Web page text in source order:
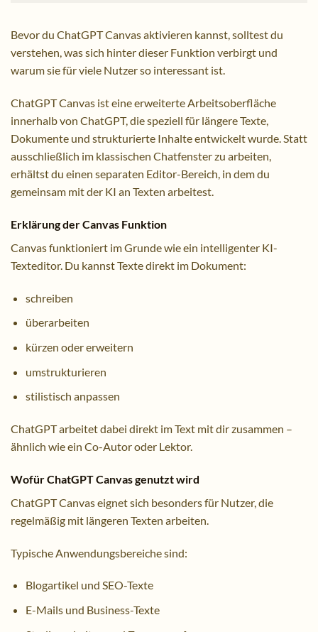
Bevor du ChatGPT Canvas aktivieren kannst, solltest du
verstehen, was sich hinter dieser Funktion verbirgt und
warum sie für viele Nutzer so interessant ist.
ChatGPT Canvas ist eine erweiterte Arbeitsoberfläche
innerhalb von ChatGPT, die speziell für längere Texte,
Dokumente und strukturierte Inhalte entwickelt wurde. Statt
ausschließlich im klassischen Chatfenster zu arbeiten,
erhältst du einen separaten Editor-Bereich, in dem du
gemeinsam mit der KI an Texten arbeitest.
Erklärung der Canvas Funktion
Canvas funktioniert im Grunde wie ein intelligenter KI-
Texteditor. Du kannst Texte direkt im Dokument:
schreiben
überarbeiten
kürzen oder erweitern
umstrukturieren
stilistisch anpassen
ChatGPT arbeitet dabei direkt im Text mit dir zusammen –
ähnlich wie ein Co-Autor oder Lektor.
Wofür ChatGPT Canvas genutzt wird
ChatGPT Canvas eignet sich besonders für Nutzer, die
regelmäßig mit längeren Texten arbeiten.
Typische Anwendungsbereiche sind:
Blogartikel und SEO-Texte
E-Mails und Business-Texte